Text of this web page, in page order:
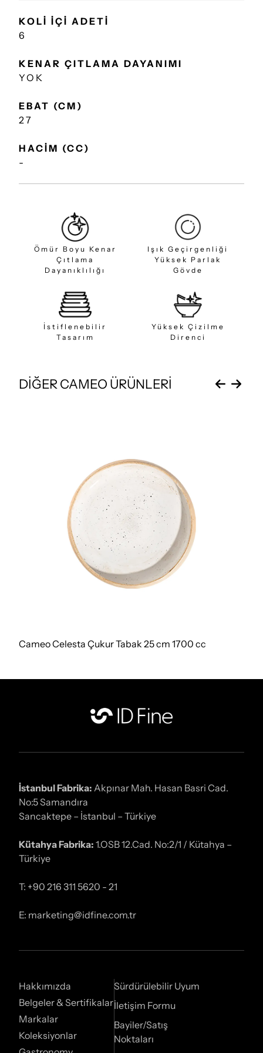
KOLİ İÇİ ADETİ
6
KENAR ÇITLAMA DAYANIMI
YOK
EBAT (CM)
27
HACİM (CC)
-
Ömür Boyu Kenar
Çıtlama
Dayanıklılığı
Işık Geçirgenliği
Yüksek Parlak
Gövde
İstiflenebilir
Tasarım
Yüksek Çizilme
Direnci
DİĞER CAMEO ÜRÜNLERİ
Cameo Celesta Çukur Tabak 25 cm 1700 cc
İstanbul Fabrika: Akpınar Mah. Hasan Basri Cad.
No:5 Samandıra
Sancaktepe – İstanbul – Türkiye
Kütahya Fabrika: 1.OSB 12.Cad. No:2/1 / Kütahya –
Türkiye
T: +90 216 311 5620 - 21
E: marketing@idfine.com.tr
Hakkımızda
Belgeler & Sertifikalar
Markalar
Koleksiyonlar
Sürdürülebilir Uyum
İletişim Formu
Bayiler/Satış
Noktaları